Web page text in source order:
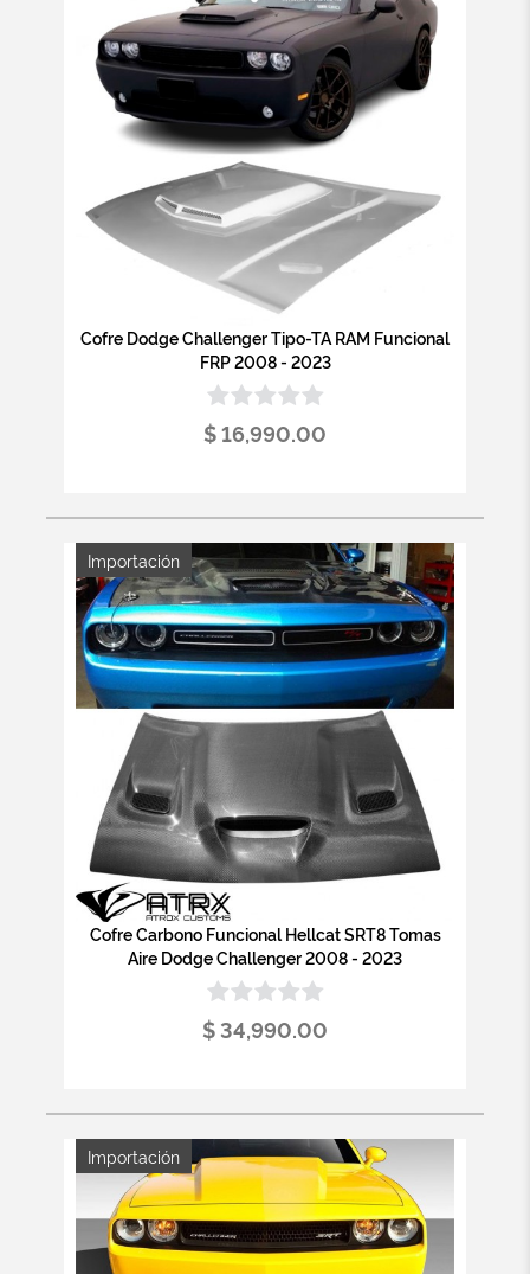
Cofre Dodge Challenger Tipo-TA RAM Funcional
FRP 2008 - 2023
$ 16,990.00
Importación
Cofre Carbono Funcional Hellcat SRT8 Tomas
Aire Dodge Challenger 2008 - 2023
$ 34,990.00
Importación